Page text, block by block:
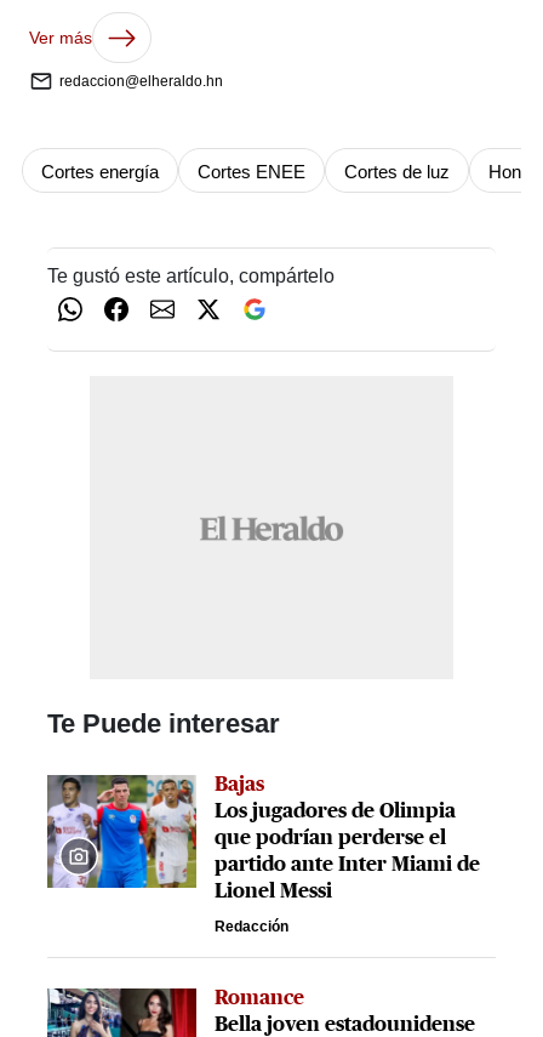
Ver más
redaccion@elheraldo.hn
Cortes energía Cortes ENEE Cortes de luz
Te gustó este artículo, compártelo
Te Puede interesar
Bajas
Los jugadores de Olimpia
que podrían perderse el
partido ante Inter Miami de
Lionel Messi
Redacción
Romance
Bella joven estadounidense